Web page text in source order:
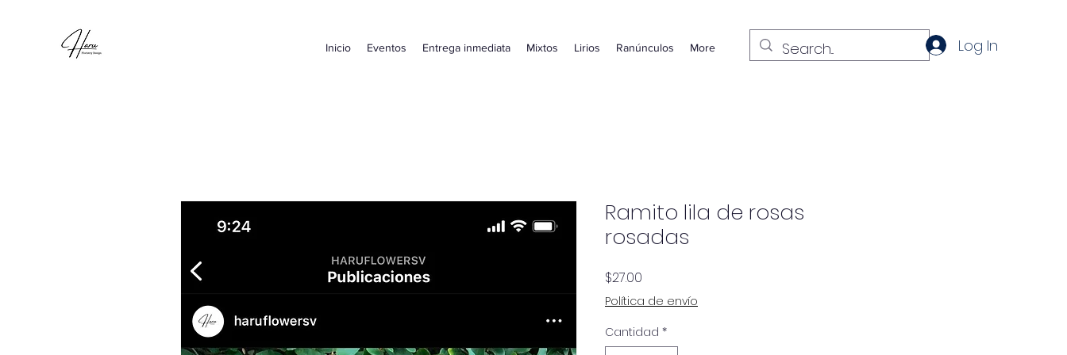
Inicio Eventos Entrega inmediata Mixtos Lirios Ranúnculos More Log In
Ramito lila de rosas
rosadas
$27.00
Política de envío
Cantidad *